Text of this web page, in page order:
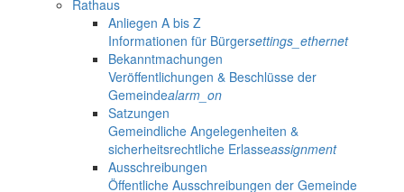
Rathaus
Anliegen A bis Z
Informationen für Bürgersettings_ethernet
Bekanntmachungen
Veröffentlichungen & Beschlüsse der
Gemeindealarm_on
Satzungen
Gemeindliche Angelegenheiten &
sicherheitsrechtliche Erlasseassignment
Ausschreibungen
Öffentliche Ausschreibungen der Gemeinde